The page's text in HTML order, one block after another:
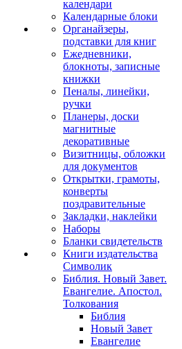
календари
Календарные блоки
Органайзеры,
подставки для книг
Ежедневники,
блокноты, записные
книжки
Пеналы, линейки,
ручки
Планеры, доски
магнитные
декоративные
Визитницы, обложки
для документов
Открытки, грамоты,
конверты
поздравительные
Закладки, наклейки
Наборы
Бланки свидетельств
Книги издательства
Символик
Библия. Новый Завет.
Евангелие. Апостол.
Толкования
Библия
Новый Завет
Евангелие